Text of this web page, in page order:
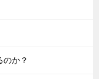
のか？